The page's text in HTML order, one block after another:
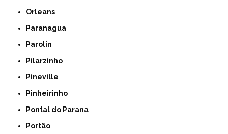
Orleans
Paranagua
Parolin
Pilarzinho
Pineville
Pinheirinho
Pontal do Parana
Portão